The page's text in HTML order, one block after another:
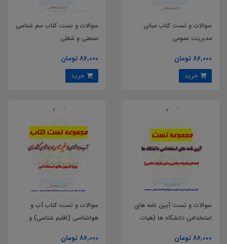
سوالات و تست کتاب مبانی
مدیریت عمومی
86,000 تومان
سوالات و تست کتاب سم شناسی
صنعتی و شغلی
86,000 تومان
سوالات و تست آیین نامه های
استخدامی دانشگاه ها (هیات
86,000 تومان
سوالات و تست کتاب آب و
هواشناسی (اقلیم شناسی) و
86,000 تومان